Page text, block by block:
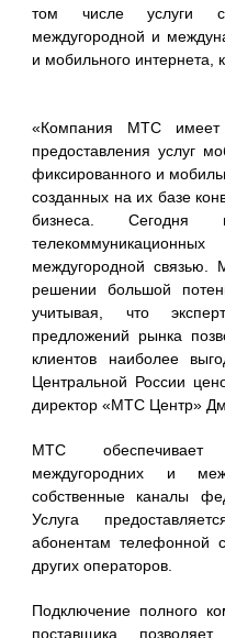
том числе услуги
междугородной и
и мобильного интернета,
«Компания МТС
предоставления услуг
фиксированного и
созданных на их базе
бизнеса. Сегодня
междугородной
решении большой
учитывая, что
предложений рынка
клиентов наиболее
Центральной России
директор «МТС Центр»
МТС обеспечивает
междугородних и
собственные каналы
Услуга
абонентам телефонной
других операторов.
Подключение полного
поставщика